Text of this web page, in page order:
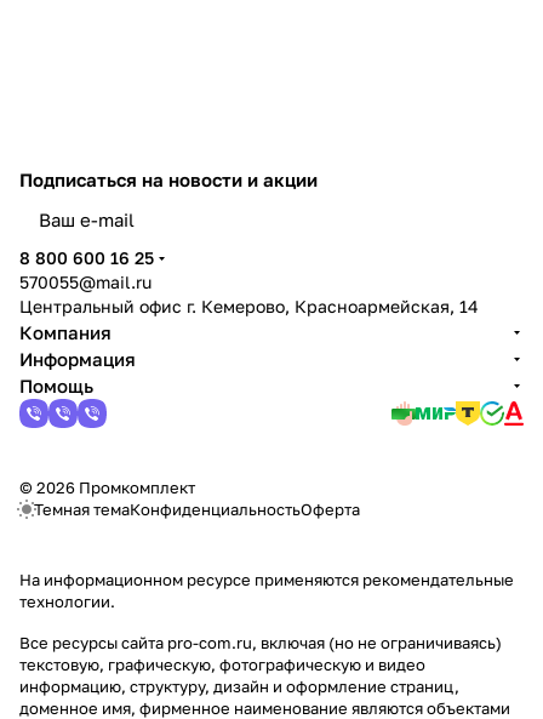
Подписаться на новости и акции
8 800 600 16 25
570055@mail.ru
Центральный офис г. Кемерово, Красноармейская, 14
Компания
Информация
Помощь
© 2026 Промкомплект
Темная темаКонфиденциальностьОферта
На информационном ресурсе применяются рекомендательные
технологии.
Все ресурсы сайта pro-com.ru, включая (но не ограничиваясь)
текстовую, графическую, фотографическую и видео
информацию, структуру, дизайн и оформление страниц,
доменное имя, фирменное наименование являются объектами